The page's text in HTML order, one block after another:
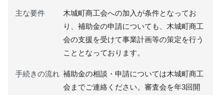
主な要件
木城町商工会への加入が条件となってお
り、補助金の申請についても、木城町商工
会の支援を受けて事業計画等の策定を行う
こととなっております。
手続きの流れ 補助金の相談・申請については木城町商工
会までご連絡ください。審査会を年3回開